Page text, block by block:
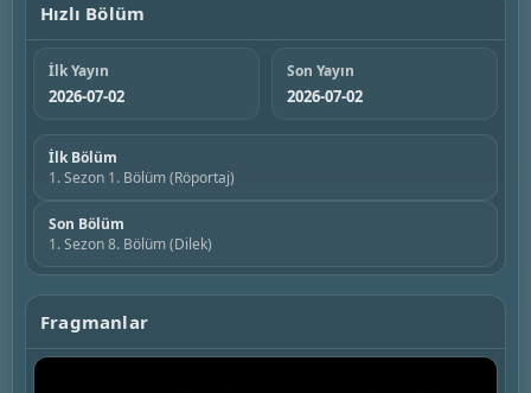
Hızlı Bölüm
İlk Yayın
2026-07-02
Son Yayın
2026-07-02
İlk Bölüm
1. Sezon 1. Bölüm (Röportaj)
Son Bölüm
1. Sezon 8. Bölüm (Dilek)
Fragmanlar